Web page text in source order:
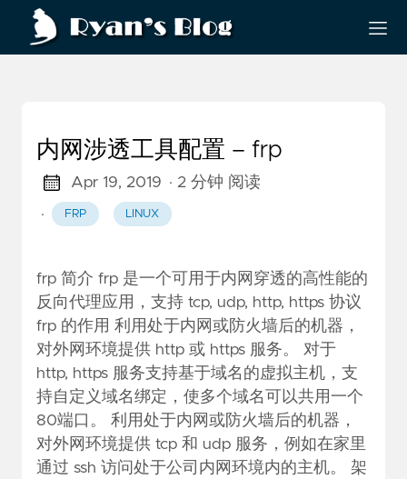
内网涉透工具配置 – frp
Apr 19, 2019 · 2 分钟 阅读
·
FRP LINUX
frp 简介 frp 是一个可用于内网穿透的高性能的
反向代理应用，支持 tcp, udp, http, https 协议
frp 的作用 利用处于内网或防火墙后的机器，
对外网环境提供 http 或 https 服务。 对于
http, https 服务支持基于域名的虚拟主机，支
持自定义域名绑定，使多个域名可以共用一个
80端口。 利用处于内网或防火墙后的机器，
对外网环境提供 tcp 和 udp 服务，例如在家里
通过 ssh 访问处于公司内网环境内的主机。 架